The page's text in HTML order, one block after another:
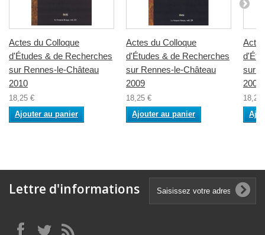
Actes du Colloque
d'Études & de Recherches
sur Rennes-le-Château
2010
18,25 €
Ajouter au panier
Actes du Colloque
d'Études & de Recherches
sur Rennes-le-Château
2009
18,25 €
Ajouter au panier
sur
2008
18,25
Lettre d'informations